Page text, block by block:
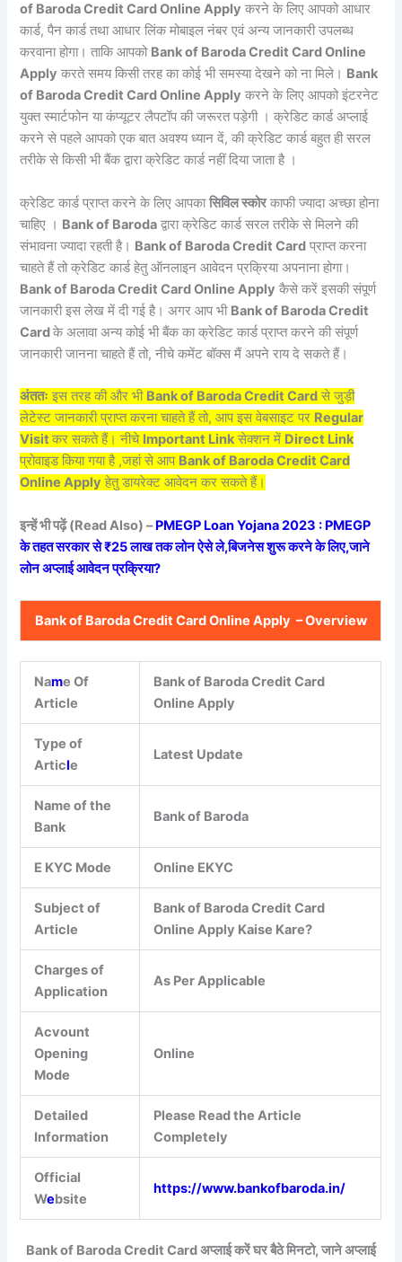
of Baroda Credit Card Online Apply करने के लिए आपको आधार
कार्ड, पैन कार्ड तथा आधार लिंक मोबाइल नंबर एवं अन्य जानकारी उपलब्ध
करवाना होगा। ताकि आपको Bank of Baroda Credit Card Online
Apply करते समय किसी तरह का कोई भी समस्या देखने को ना मिले। Bank
of Baroda Credit Card Online Apply करने के लिए आपको इंटरनेट
युक्त स्मार्टफोन या कंप्यूटर लैपटॉप की जरूरत पड़ेगी । क्रेडिट कार्ड अप्लाई
करने से पहले आपको एक बात अवश्य ध्यान दें, की क्रेडिट कार्ड बहुत ही सरल
तरीके से किसी भी बैंक द्वारा क्रेडिट कार्ड नहीं दिया जाता है ।
क्रेडिट कार्ड प्राप्त करने के लिए आपकासिविल स्कोरकाफी ज्यादा अच्छा होना
चाहिए । Bank of Baroda द्वारा क्रेडिट कार्ड सरल तरीके से मिलने की
संभावना ज्यादा रहती है। Bank of Baroda Credit Card प्राप्त करना
चाहते हैं तो क्रेडिट कार्ड हेतु ऑनलाइन आवेदन प्रक्रिया अपनाना होगा।
Bank of Baroda Credit Card Online Apply कैसे करें इसकी संपूर्ण
जानकारी इस लेख में दी गई है। अगर आप भी Bank of Baroda Credit
Cardके अलावा अन्य कोई भी बैंक का क्रेडिट कार्ड प्राप्त करने की संपूर्ण
जानकारी जानना चाहते हैं तो, नीचे कमेंट बॉक्स मैं अपने राय दे सकते हैं।
अंततः इस तरह की और भी Bank of Baroda Credit Card से जुड़ी
लेटेस्ट जानकारी प्राप्त करना चाहते हैं तो, आप इस वेबसाइट पर Regular
Visitकर सकते हैं। नीचे Important Link सेक्शन में Direct Link
प्रोवाइड किया गया है ,जहां से आप Bank of Baroda Credit Card
Online Apply हेतु डायरेक्ट आवेदन कर सकते हैं।
इन्हें भी पढ़ें (Read Also) –PMEGP Loan Yojana 2023 : PMEGP
के तहत सरकार से ₹25 लाख तक लोन ऐसे ले,बिजनेस शुरू करने के लिए,जाने
लोन अप्लाई आवेदन प्रक्रिया?
Bank of Baroda Credit Card Online Apply – Overview
Name Of
Article
Bank of Baroda Credit Card
Online Apply
Type of
Article
Latest Update
Name of the
Bank
Bank of Baroda
E KYC Mode Online EKYC
Subject of
Article
Bank of Baroda Credit Card
Online Apply Kaise Kare?
Charges of
Application
As Per Applicable
Acvount
Opening
Mode
Online
Detailed
Information
Please Read the Article
Completely
Official
Website
https://www.bankofbaroda.in/
Bank of Baroda Credit Card अप्लाई करें घर बैठे मिनटो, जाने अप्लाई